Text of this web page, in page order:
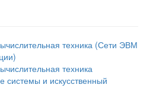
техника (Сети ЭВМ
техника
системы и искусственный